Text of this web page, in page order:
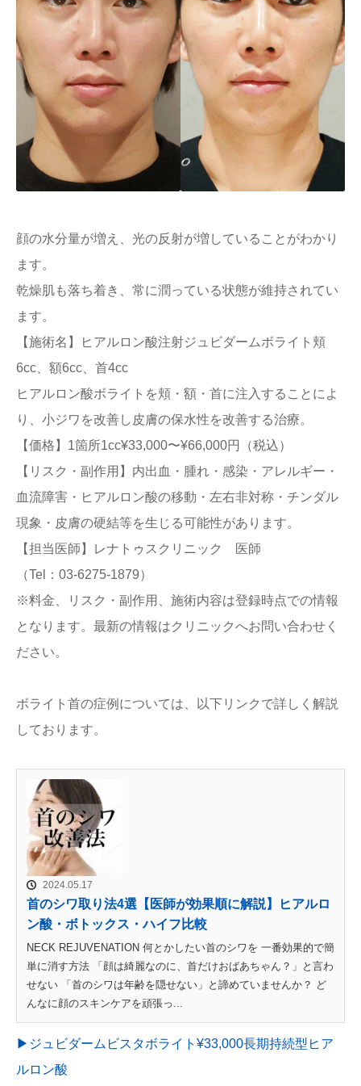
顔の水分量が増え、光の反射が増していることがわかり
ます。
乾燥肌も落ち着き、常に潤っている状態が維持されてい
ます。
【施術名】ヒアルロン酸注射ジュビダームボライト頬
6cc、額6cc、首4cc
ヒアルロン酸ボライトを頬・額・首に注入することによ
り、小ジワを改善し皮膚の保水性を改善する治療。
【価格】1箇所1cc¥33,000〜¥66,000円（税込）
【リスク・副作用】内出血・腫れ・感染・アレルギー・
血流障害・ヒアルロン酸の移動・左右非対称・チンダル
現象・皮膚の硬結等を生じる可能性があります。
【担当医師】レナトゥスクリニック 医師
（Tel：03-6275-1879）
※料金、リスク・副作用、施術内容は登録時点での情報
となります。最新の情報はクリニックへお問い合わせく
ださい。
ボライト首の症例については、以下リンクで詳しく解説
しております。
2024.05.17
首のシワ取り法4選【医師が効果順に解説】ヒアルロ
ン酸・ボトックス・ハイフ比較
NECK REJUVENATION 何とかしたい首のシワを 一番効果的で簡
単に消す方法 「顔は綺麗なのに、首だけおばあちゃん？」と言わ
せない 「首のシワは年齢を隠せない」と諦めていませんか？ ど
んなに顔のスキンケアを頑張っ...
▶︎ジュビダームビスタボライト¥33,000長期持続型ヒア
ルロン酸